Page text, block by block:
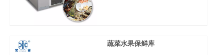
蔬菜水果保鲜库